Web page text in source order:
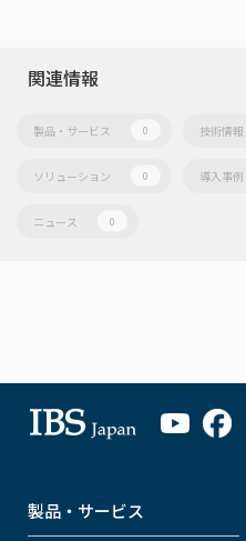
関連情報
製品・サービス 0 技術情報
ソリューション 0 導入事例
ニュース 0
製品・サービス